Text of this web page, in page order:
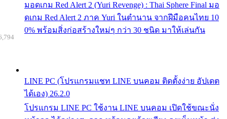
มอดเกม Red Alert 2 (Yuri Revenge) : Thai Sphere Final มอ
ดเกม Red Alert 2 ภาค Yuri ในตำนาน จากฝีมือคนไทย 10
0% พร้อมสิ่งก่อสร้างใหม่ๆ กว่า 30 ชนิด มาให้เล่นกัน
LINE PC (โปรแกรมแชท LINE บนคอม ติดตั้งง่าย อัปเดต
ได้เอง) 26.2.0
โปรแกรม LINE PC ใช้งาน LINE บนคอม เปิดใช้ขณะนั่ง